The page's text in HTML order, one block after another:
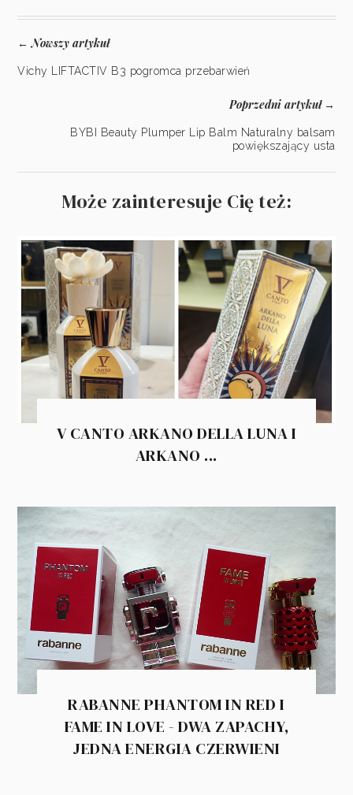
←Nowszy artykuł
Vichy LIFTACTIV B3 pogromca przebarwień
Poprzedni artykuł→
BYBI Beauty Plumper Lip Balm Naturalny balsam
powiększający usta
Może zainteresuje Cię też:
V CANTO ARKANO DELLA LUNA I
ARKANO ...
RABANNE PHANTOM IN RED I
FAME IN LOVE - DWA ZAPACHY,
JEDNA ENERGIA CZERWIENI